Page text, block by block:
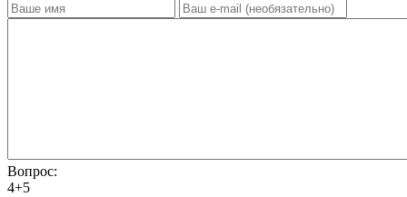
Вопрос:
4+5